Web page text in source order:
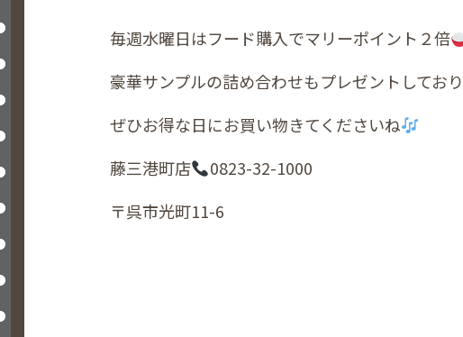
毎週水曜日はフード購入でマリーポイント２倍
豪華サンプルの詰め合わせもプレゼントしており
ぜひお得な日にお買い物きてくださいね
藤三港町店
0823-32-1000
〒呉市光町11-6